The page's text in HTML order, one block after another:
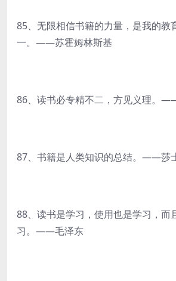
85、无限相信书籍的力量，是我的教
一。——苏霍姆林斯基
86、读书必专精不二，方见义理。
87、书籍是人类知识的总结。——莎
88、读书是学习，使用也是学习，而
习。——毛泽东